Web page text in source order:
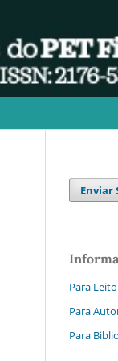
Enviar
Para
Para
Para